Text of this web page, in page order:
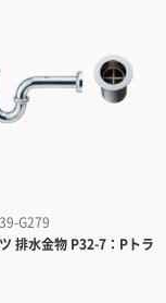
G279
排水金物 P32-7：Pトラ